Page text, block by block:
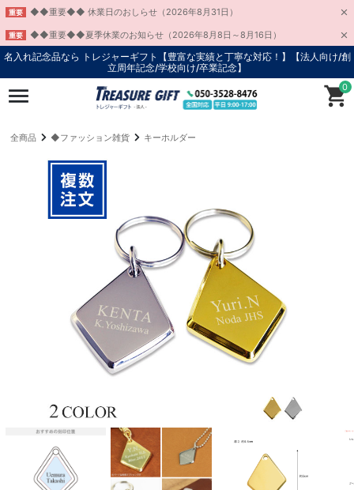
重要 ◆◆重要◆◆ 休業日のおしらせ（2026年8月31日）
重要
◆◆重要◆◆夏季休業のお知らせ（2026年8月8日～8月16日）
名入れ記念品なら トレジャーギフト【豊富な実績と丁寧な対応！】
【法人向け/創
立周年記念/学校向け/卒業記念】
0
全商品 ◆ファッション雑貨 キーホルダー